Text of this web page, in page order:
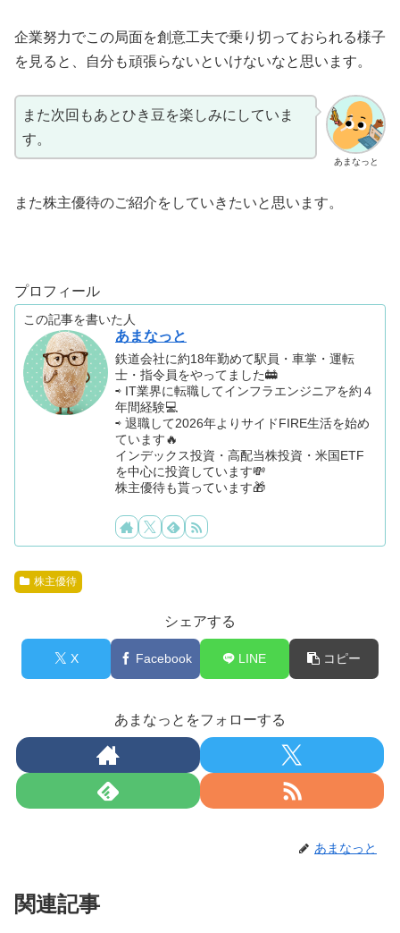
企業努力でこの局面を創意工夫で乗り切っておられる様子
を見ると、自分も頑張らないといけないなと思います。
あまなっと
また次回もあとひき豆を楽しみにしていま
す。
また株主優待のご紹介をしていきたいと思います。
プロフィール
この記事を書いた人
あまなっと
鉄道会社に約18年勤めて駅員・車掌・運転
士・指令員をやってました🚋
⇨ IT業界に転職してインフラエンジニアを約４
年間経験💻
⇨ 退職して2026年よりサイドFIRE生活を始め
ています🔥
インデックス投資・高配当株投資・米国ETF
を中心に投資しています💸
株主優待も貰っています🎁
株主優待
シェアする
X Facebook LINE コピー
あまなっとをフォローする
あまなっと
関連記事